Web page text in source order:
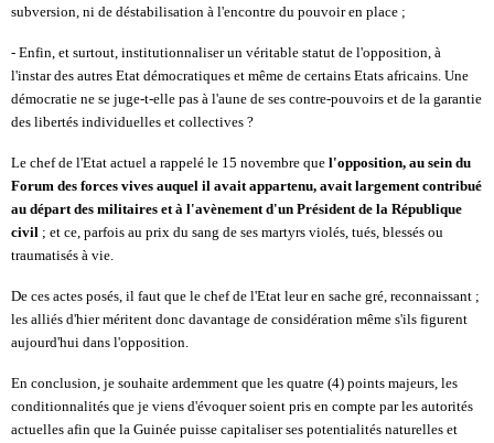
subversion, ni de déstabilisation à l'encontre du pouvoir en place ;
- Enfin, et surtout, institutionnaliser un véritable statut de l'opposition, à
l'instar des autres Etat démocratiques et même de certains Etats africains. Une
démocratie ne se juge-t-elle pas à l'aune de ses contre-pouvoirs et de la garantie
des libertés individuelles et collectives ?
Le chef de l'Etat actuel a rappelé le 15 novembre que l'opposition, au sein du
Forum des forces vives auquel il avait appartenu, avait largement contribué
au départ des militaires et à l'avènement d'un Président de la République
civil ; et ce, parfois au prix du sang de ses martyrs violés, tués, blessés ou
traumatisés à vie.
De ces actes posés, il faut que le chef de l'Etat leur en sache gré, reconnaissant ;
les alliés d'hier méritent donc davantage de considération même s'ils figurent
aujourd'hui dans l'opposition.
En conclusion, je souhaite ardemment que les quatre (4) points majeurs, les
conditionnalités que je viens d'évoquer soient pris en compte par les autorités
actuelles afin que la Guinée puisse capitaliser ses potentialités naturelles et